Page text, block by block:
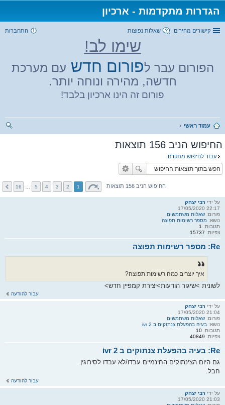
הגדרות מתקדמות - ארכיון
קישורים מהירים שאלות נפוצות התחברות
שימו לב!
הפורום עבר לפורום חדש עם מערכת
חדשה, מהירה ונוחה יותר.
פורום זה הינו ארכיון בלבד!
עמוד ראשי
החיפוש הניב 156 תוצאות
עבור לחיפוש מתקדם
החיפוש הניב 156 תוצאות 1
2
3
4
5
16
על ידי רבי יצחק
22:17 17/05/2020
פורום: שאלות משתמשים
נושא: מספר רשימות תפוצה
תגובות: 1
צפיות: 15737
Re: מספר רשימות תפוצה
איך יוצרים כמה רשימות תפוצה?
לשונית >שיגור הודעות>יצירת קמפיין חדש>
עבור להודעה
על ידי רבי יצחק
21:04 17/05/2020
פורום: שאלות משתמשים
נושא: בעיה בהפעלת צנתוקים ב ivr 2
תגובות: 10
צפיות: 40849
Re: בעיה בהפעלת צנתוקים ב ivr 2
גם היום הצינתוקים החינמיים עבדו/לא עבדו לסירוגין.
חבל.
עבור להודעה
על ידי רבי יצחק
21:03 17/05/2020